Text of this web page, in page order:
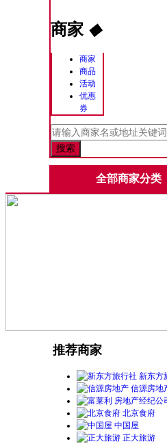
商家 ◆
商家
商品
活动
优惠
券
全部商家分类
推荐商家
新东方
信源房地
北京食府
中国屋
正大旅游